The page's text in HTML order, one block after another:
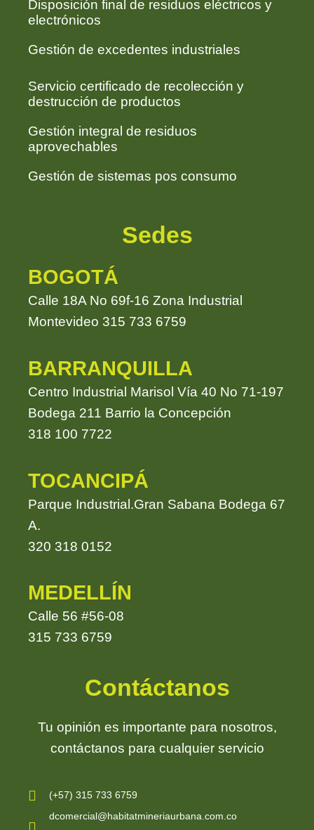
Disposición final de residuos eléctricos y
electrónicos
Gestión de excedentes industriales
Servicio certificado de recolección y
destrucción de productos
Gestión integral de residuos
aprovechables
Gestión de sistemas pos consumo
Sedes
BOGOTÁ
Calle 18A No 69f-16 Zona Industrial
Montevideo 315 733 6759
BARRANQUILLA
Centro Industrial Marisol Vía 40 No 71-197
Bodega 211 Barrio la Concepción
318 100 7722
TOCANCIPÁ
Parque Industrial.Gran Sabana Bodega 67
A.
320 318 0152
MEDELLÍN
Calle 56 #56-08
315 733 6759
Contáctanos
Tu opinión es importante para nosotros,
contáctanos para cualquier servicio
Contacto
(+57) 315 733 6759
dcomercial@habitatmineriaurbana.com.co